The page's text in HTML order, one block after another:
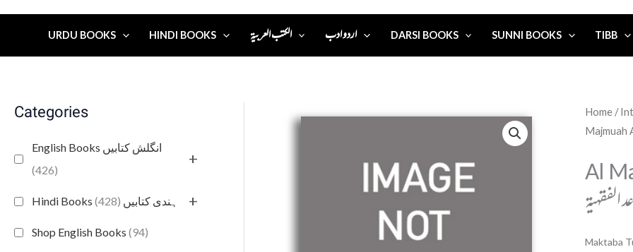
URDU BOOKS HINDI BOOKS الكتب العربية اردو ادب DARSI BOOKS SUNNI BOOKS TIBB
Categories
English Books انگلش کتابیں
(426)
+
Hindi Books ہندی کتابیں (428) +
Shop English Books (94)
Home/
Al
الفقهية
Maktaba